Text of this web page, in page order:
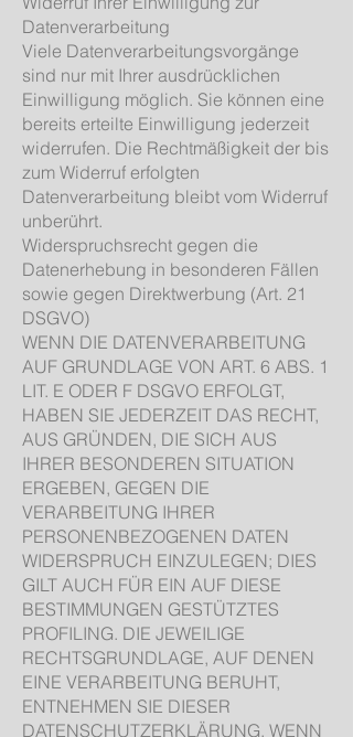
Datenverarbeitung
Viele Datenverarbeitungsvorgänge
sind nur mit Ihrer ausdrücklichen
Einwilligung möglich. Sie können eine
bereits erteilte Einwilligung jederzeit
widerrufen. Die Rechtmäßigkeit der bis
zum Widerruf erfolgten
Datenverarbeitung bleibt vom Widerruf
unberührt.
Widerspruchsrecht gegen die
Datenerhebung in besonderen Fällen
sowie gegen Direktwerbung (Art. 21
DSGVO)
WENN DIE DATENVERARBEITUNG
AUF GRUNDLAGE VON ART. 6 ABS. 1
LIT. E ODER F DSGVO ERFOLGT,
HABEN SIE JEDERZEIT DAS RECHT,
AUS GRÜNDEN, DIE SICH AUS
IHRER BESONDEREN SITUATION
ERGEBEN, GEGEN DIE
VERARBEITUNG IHRER
PERSONENBEZOGENEN DATEN
WIDERSPRUCH EINZULEGEN; DIES
GILT AUCH FÜR EIN AUF DIESE
BESTIMMUNGEN GESTÜTZTES
PROFILING. DIE JEWEILIGE
RECHTSGRUNDLAGE, AUF DENEN
EINE VERARBEITUNG BERUHT,
ENTNEHMEN SIE DIESER
DATENSCHUTZERKLÄRUNG. WENN